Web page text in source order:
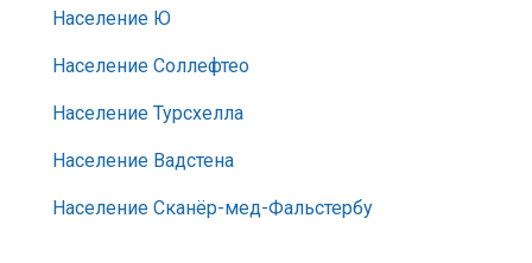
Население Ю
Население Соллефтео
Население Турсхелла
Население Вадстена
Население Сканёр-мед-Фальстербу